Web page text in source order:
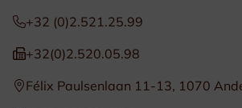
+32 (0)2.521.25.99
+32(0)2.520.05.98
Félix Paulsenlaan 11-13, 1070